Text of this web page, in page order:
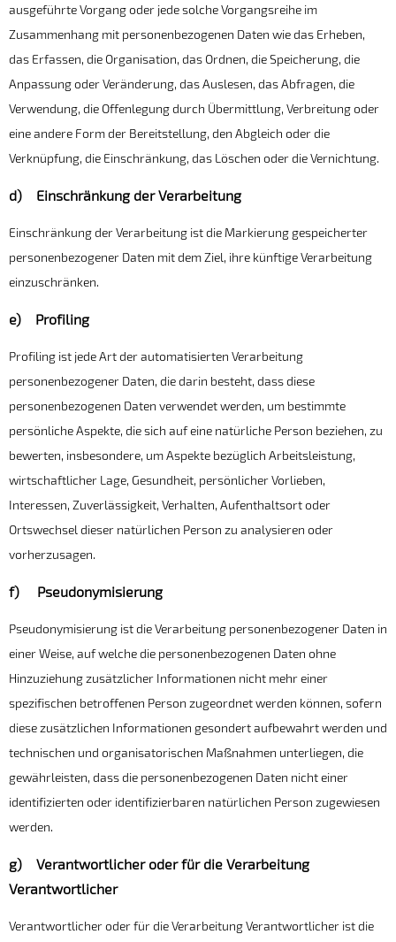
ausgeführte Vorgang oder jede solche Vorgangsreihe im
Zusammenhang mit personenbezogenen Daten wie das Erheben,
das Erfassen, die Organisation, das Ordnen, die Speicherung, die
Anpassung oder Veränderung, das Auslesen, das Abfragen, die
Verwendung, die Offenlegung durch Übermittlung, Verbreitung oder
eine andere Form der Bereitstellung, den Abgleich oder die
Verknüpfung, die Einschränkung, das Löschen oder die Vernichtung.
d) Einschränkung der Verarbeitung
Einschränkung der Verarbeitung ist die Markierung gespeicherter
personenbezogener Daten mit dem Ziel, ihre künftige Verarbeitung
einzuschränken.
e) Profiling
Profiling ist jede Art der automatisierten Verarbeitung
personenbezogener Daten, die darin besteht, dass diese
personenbezogenen Daten verwendet werden, um bestimmte
persönliche Aspekte, die sich auf eine natürliche Person beziehen, zu
bewerten, insbesondere, um Aspekte bezüglich Arbeitsleistung,
wirtschaftlicher Lage, Gesundheit, persönlicher Vorlieben,
Interessen, Zuverlässigkeit, Verhalten, Aufenthaltsort oder
Ortswechsel dieser natürlichen Person zu analysieren oder
vorherzusagen.
f) Pseudonymisierung
Pseudonymisierung ist die Verarbeitung personenbezogener Daten in
einer Weise, auf welche die personenbezogenen Daten ohne
Hinzuziehung zusätzlicher Informationen nicht mehr einer
spezifischen betroffenen Person zugeordnet werden können, sofern
diese zusätzlichen Informationen gesondert aufbewahrt werden und
technischen und organisatorischen Maßnahmen unterliegen, die
gewährleisten, dass die personenbezogenen Daten nicht einer
identifizierten oder identifizierbaren natürlichen Person zugewiesen
werden.
g) Verantwortlicher oder für die Verarbeitung
Verantwortlicher
Verantwortlicher oder für die Verarbeitung Verantwortlicher ist die